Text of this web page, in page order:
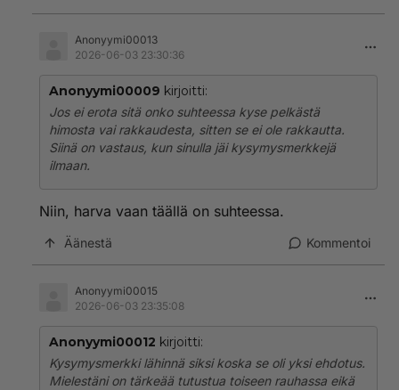
Anonyymi00013
2026-06-03 23:30:36
Anonyymi00009 kirjoitti:
Jos ei erota sitä onko suhteessa kyse pelkästä
himosta vai rakkaudesta, sitten se ei ole rakkautta.
Siinä on vastaus, kun sinulla jäi kysymysmerkkejä
ilmaan.
Niin, harva vaan täällä on suhteessa.
Äänestä Kommentoi
Anonyymi00015
2026-06-03 23:35:08
Anonyymi00012 kirjoitti:
Kysymysmerkki lähinnä siksi koska se oli yksi ehdotus.
Mielestäni on tärkeää tutustua toiseen rauhassa eikä